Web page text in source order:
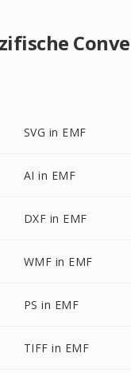
SVG in EMF
AI in EMF
DXF in EMF
WMF in EMF
PS in EMF
TIFF in EMF